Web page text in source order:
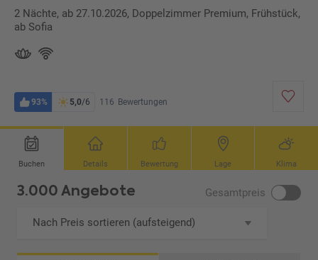
2 Nächte, ab 27.10.2026, Doppelzimmer Premium, Frühstück,
ab Sofia
93% 5,0/6 116 Bewertungen
Buchen Details Bewertung Lage Klima
3.000 Angebote Gesamtpreis
Nach Preis sortieren (aufsteigend)